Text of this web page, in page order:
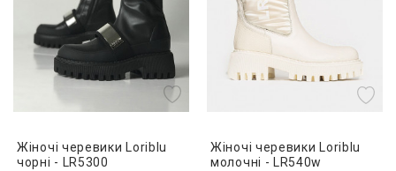
Жіночі черевики Loriblu
чорні - LR5300
Жіночі черевики Loriblu
молочні - LR540w